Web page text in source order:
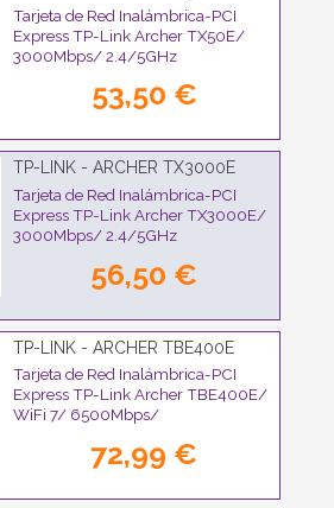
Tarjeta de Red Inalámbrica-PCI
Express TP-Link Archer TX50E/
3000Mbps/ 2.4/5GHz
53,50 €
TP-LINK - ARCHER TX3000E
Tarjeta de Red Inalámbrica-PCI
Express TP-Link Archer TX3000E/
3000Mbps/ 2.4/5GHz
56,50 €
TP-LINK - ARCHER TBE400E
Tarjeta de Red Inalámbrica-PCI
Express TP-Link Archer TBE400E/
WiFi 7/ 6500Mbps/
72,99 €